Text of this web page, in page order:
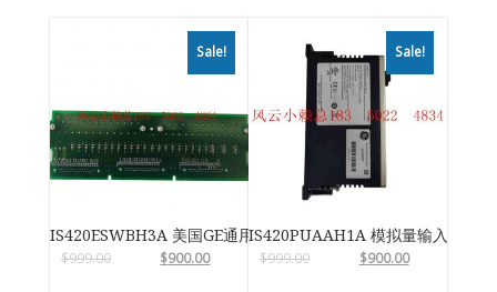
Sale!
IS420ESWBH3A 美国GE通用电气
$999.00 $900.00
Sale!
IS420PUAAH1A 模拟量输入输出
$999.00 $900.00